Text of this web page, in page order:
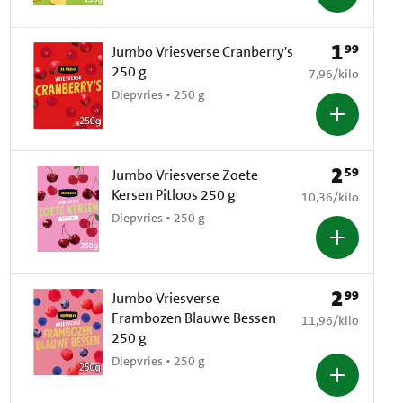
Jumbo Vriesverse Cranberry's
250 g
Diepvries • 250 g
Prijs: € 1,99
199
€ 7,96 per kilo
7,96/kilo
Jumbo Vriesverse Zoete
Kersen Pitloos 250 g
Diepvries • 250 g
Prijs: € 2,59
259
€ 10,36 per kilo
10,36/kilo
Jumbo Vriesverse
Frambozen Blauwe Bessen
250 g
Diepvries • 250 g
Prijs: € 2,99
299
€ 11,96 per kilo
11,96/kilo